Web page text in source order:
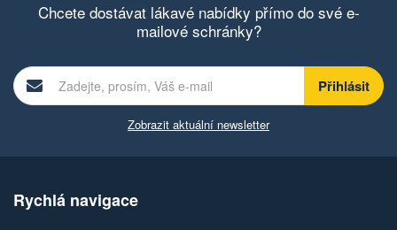
Chcete dostávat lákavé nabídky přímo do své e-
mailové schránky?
Zobrazit aktuální newsletter
Rychlá navigace